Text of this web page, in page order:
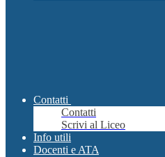
Contatti
Contatti
Scrivi al Liceo
Info utili
Docenti e ATA